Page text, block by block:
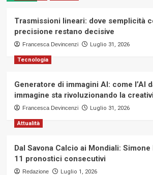
Trasmissioni lineari: dove semplicità
precisione restano decisive
Francesca Devincenzi Luglio 31, 2026
Tecnologia
Generatore di immagini AI: come l’AI
immagine sta rivoluzionando la
Francesca Devincenzi Luglio 31, 2026
Attualità
Dal Savona Calcio ai Mondiali:
11 pronostici consecutivi
Redazione Luglio 1, 2026